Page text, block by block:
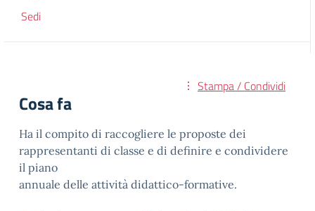
Sedi
Stampa / Condividi
Cosa fa
Ha il compito di raccogliere le proposte dei
rappresentanti di classe e di definire e condividere
il piano
annuale delle attività didattico-formative.